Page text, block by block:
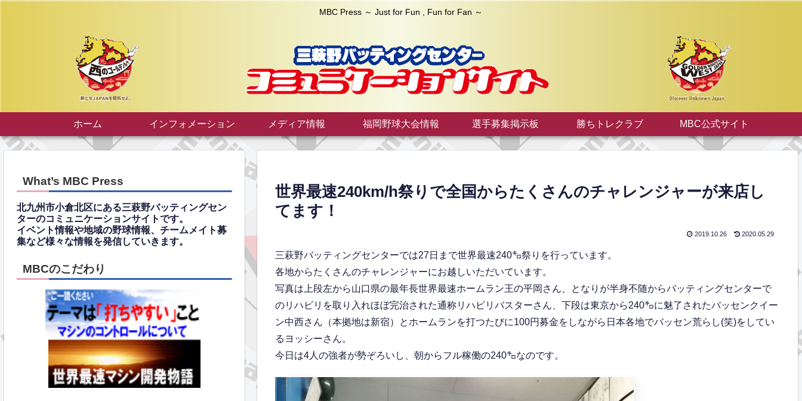
MBC Press ～ Just for Fun , Fun for Fan ～
ホーム インフォメーション メディア情報 福岡野球大会情報 選手募集掲示板 勝ちトレクラブ MBC公式サイト
世界最速240km/h祭りで全国からたくさんのチャレンジャーが来店し
てます！
2019.10.26 2020.05.29
三萩野バッティングセンターでは27日まで世界最速240㌔祭りを行っています。
各地からたくさんのチャレンジャーにお越しいただいています。
写真は上段左から山口県の最年長世界最速ホームラン王の平岡さん、となりが半身不随からバッティングセンターで
のリハビリを取り入れほぼ完治された通称リハビリバスターさん、下段は東京から240㌔に魅了されたバッセンクイー
ン中西さん（本拠地は新宿）とホームランを打つたびに100円募金をしながら日本各地でバッセン荒らし(笑)をしてい
るヨッシーさん。
今日は4人の強者が勢ぞろいし、朝からフル稼働の240㌔なのです。
What’s MBC Press
北九州市小倉北区にある三萩野バッティングセン
ターのコミュニケーションサイトです。
イベント情報や地域の野球情報、チームメイト募
集など様々な情報を発信していきます。
MBCのこだわり